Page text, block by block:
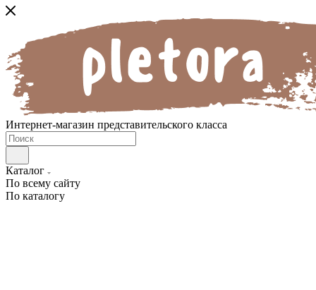
Интернет-магазин представительского класса
Каталог
По всему сайту
По каталогу